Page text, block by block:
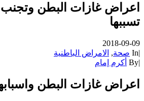
اعراض غازات البطن وتجنب
تسببها
2018-09-09
|
In صحة, الامراض الباطنية
|
By أكرم إمام
اعراض غازات البطن